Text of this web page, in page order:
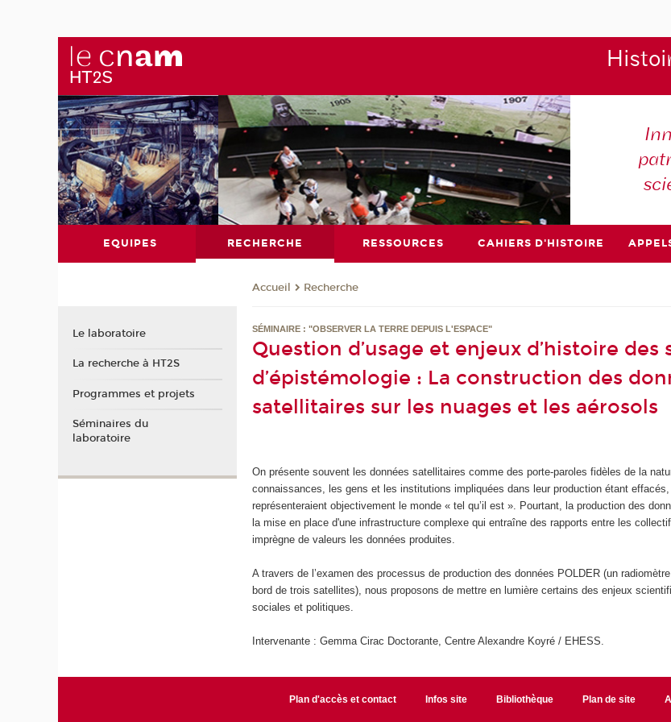
EQUIPES RECHERCHE RESSOURCES CAHIERS D'HISTOIRE
Accueil Recherche
SÉMINAIRE : "OBSERVER LA TERRE DEPUIS L'ESPACE"
Question d’usage et enjeux d’histoire des
d’épistémologie : La construction des
satellitaires sur les nuages et les aérosols
On présente souvent les données satellitaires comme des porte-paroles fidèles de la
connaissances, les gens et les institutions impliquées dans leur production étant
représenteraient objectivement le monde « tel qu’il est ». Pourtant, la production des
la mise en place d'une infrastructure complexe qui entraîne des rapports entre les
imprègne de valeurs les données produites.
A travers de l’examen des processus de production des données POLDER (un
bord de trois satellites), nous proposons de mettre en lumière certains des enjeux
sociales et politiques.
Intervenante : Gemma Cirac Doctorante, Centre Alexandre Koyré / EHESS.
Le laboratoire
La recherche à HT2S
Programmes et projets
Séminaires du
laboratoire
Plan d'accès et contact Infos site Bibliothèque Plan de site